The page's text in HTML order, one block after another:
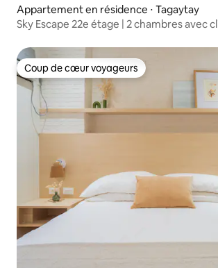
Appartement en résidence ⋅ Tagaytay
Sky Escape 22e étage | 2 chambres avec
Coup de cœur voyageurs
Coup de cœur voyageurs